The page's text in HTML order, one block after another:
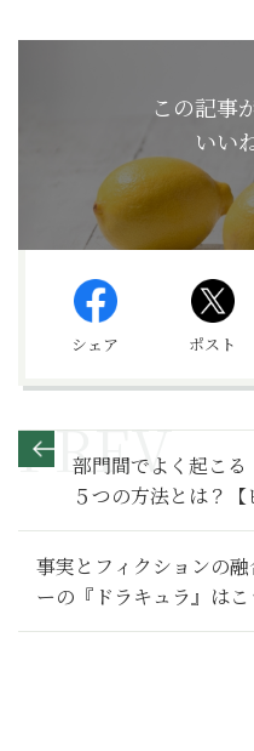
この記事
いい
シェア ポスト
部門間でよく起こ
５つの方法とは？【
事実とフィクションの
ーの『ドラキュラ』は